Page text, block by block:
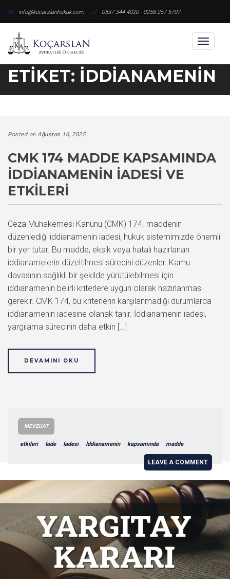
content
info@kocarslanhukuk.com 0537 344 4020 - 0258 257 5707
Toggle
ETIKET: İDDIANAMENIN
Posted on Ağustos 16, 2025
CMK 174 MADDE KAPSAMINDA
İDDIANAMENIN İADESI VE
ETKILERI
Ceza Muhakemesi Kanunu (CMK) 174. maddenin
düzenlediği iddianamenin iadesi, hukuk sistemimizde önemli
bir yer tutar. Bu madde, eksik veya hatalı hazırlanan
iddianamelerin düzeltilmesi sürecini düzenler. Kamu
davasının sağlıklı bir şekilde yürütülebilmesi için
iddianamenin belirli kriterlere uygun olarak hazırlanması
gerekir. CMK 174, bu kriterlerin karşılanmadığı durumlarda
iddianamenin iadesine olanak tanır. İddianamenin iadesi,
yargılama sürecinin daha etkin […]
DEVAMINI OKU
MEVZUAT
etkileri İade İadesi İddianamenin kapsamında madde
LEAVE A COMMENT